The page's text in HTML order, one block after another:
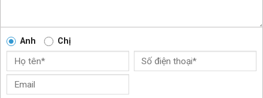
Anh Chị